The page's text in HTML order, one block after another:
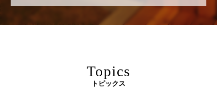
Topics
トピックス